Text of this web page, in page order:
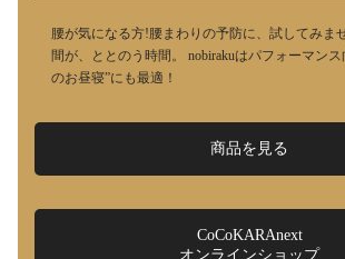
腰が気になる方!腰まわりの予防に、試してみま
間が、ととのう時間。 nobirakuはパフォーマンス
のお昼寝”にも最適！
商品を見る
CoCoKARAnext
オンラインショップ